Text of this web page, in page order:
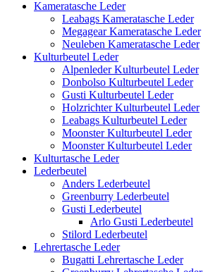
Kameratasche Leder
Leabags Kameratasche Leder
Megagear Kameratasche Leder
Neuleben Kameratasche Leder
Kulturbeutel Leder
Alpenleder Kulturbeutel Leder
Donbolso Kulturbeutel Leder
Gusti Kulturbeutel Leder
Holzrichter Kulturbeutel Leder
Leabags Kulturbeutel Leder
Moonster Kulturbeutel Leder
Moonster Kulturbeutel Leder
Kulturtasche Leder
Lederbeutel
Anders Lederbeutel
Greenburry Lederbeutel
Gusti Lederbeutel
Arlo Gusti Lederbeutel
Stilord Lederbeutel
Lehrertasche Leder
Bugatti Lehrertasche Leder